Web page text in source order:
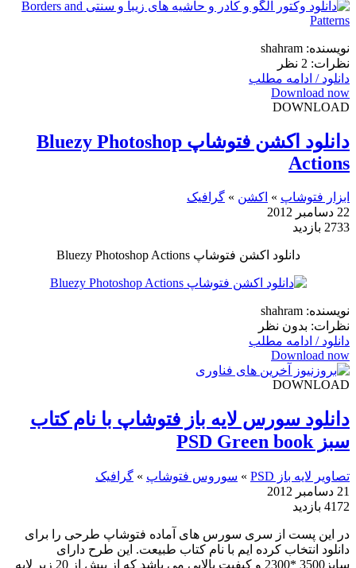
نویسنده: shahram
نظرات: 2 نظر
دانلود / ادامه مطلب
Download now
DOWNLOAD
دانلود اکشن فتوشاپ Bluezy Photoshop
Actions
ابزار فتوشاپ » اکشن » گرافیک
22 دسامبر 2012
2733 بازدید
دانلود اکشن فتوشاپ Bluezy Photoshop Actions
نویسنده: shahram
نظرات: بدون نظر
دانلود / ادامه مطلب
Download now
DOWNLOAD
دانلود سورس لایه باز فتوشاپ با نام کتاب
سبز PSD Green book
تصاویر لایه باز PSD » سوروس فتوشاپ » گرافیک
21 دسامبر 2012
4172 بازدید
در این پست از سری سورس های آماده فتوشاپ طرحی را برای
دانلود انتخاب کرده ایم با نام کتاب طبیعت. این طرح دارای
سایز3500 *2300 و کیفیت بالایی می باشد که از بیش از 20 زیر لایه